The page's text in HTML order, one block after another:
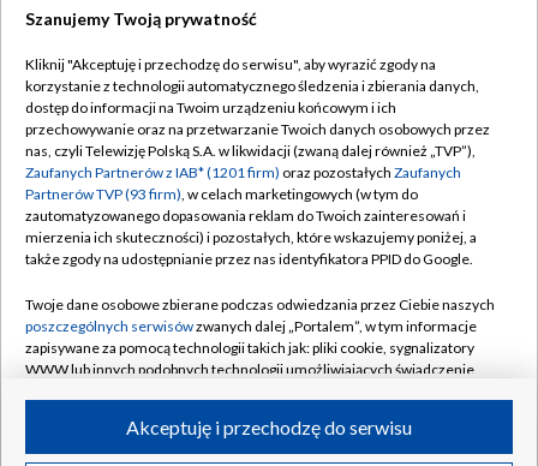
TVP
Abonament TVP
Emisja w TVP
Centrum informacji TVP
Naziemna Telewizja Cyfrowa
Rada Programowa
System NOS
Informacje o nadawcy
Program dla prasy
Regulamin TVP
Polityka prywatności
Moje zgody
Pomoc
Kontakt
Kanały
Szanujemy Twoją prywatność
Kliknij "Akceptuję i przechodzę do serwisu", aby wyrazić zgody na
korzystanie z technologii automatycznego śledzenia i zbierania danych,
dostęp do informacji na Twoim urządzeniu końcowym i ich
przechowywanie oraz na przetwarzanie Twoich danych osobowych przez
nas, czyli Telewizję Polską S.A. w likwidacji (zwaną dalej również „TVP”),
Zaufanych Partnerów z IAB* (1201 firm) oraz pozostałych Zaufanych
Partnerów TVP (93 firm), w celach marketingowych (w tym do
zautomatyzowanego dopasowania reklam do Twoich zainteresowań i
mierzenia ich skuteczności) i pozostałych, które wskazujemy poniżej, a
także zgody na udostępnianie przez nas identyfikatora PPID do Google.
Twoje dane osobowe zbierane podczas odwiedzania przez Ciebie naszych
poszczególnych serwisówzwanych dalej „Portalem”, w tym informacje
zapisywane za pomocą technologii takich jak: pliki cookie, sygnalizatory
WWW lub innych podobnych technologii umożliwiających świadczenie
ruchu w Internecie.Akceptuję i przechodzę do serwisu